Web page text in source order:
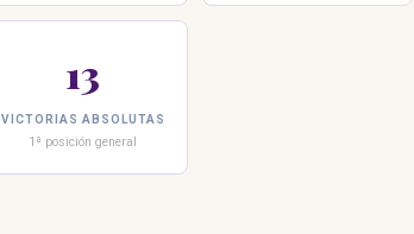
13
VICTORIAS ABSOLUTAS
1ª posición general